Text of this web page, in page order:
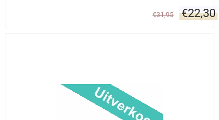
€31,95 €22,30